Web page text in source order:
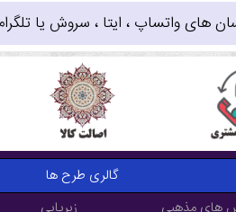
های واتساپ ، ایتا ، سروش یا
گالری طرح ها